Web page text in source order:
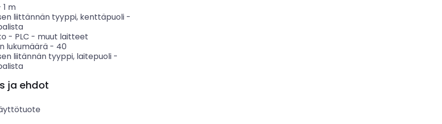
1 m
liittännän tyyppi, kenttäpuoli-
- PLC - muut laitteet
lukumäärä- 40
liitännän tyyppi, laitepuoli-
ja ehdot